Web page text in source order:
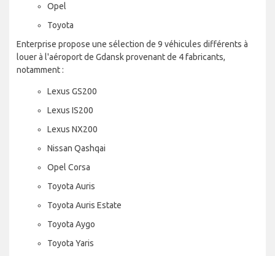
Opel
Toyota
Enterprise propose une sélection de 9 véhicules différents à
louer à l'aéroport de Gdansk provenant de 4 fabricants,
notamment :
Lexus GS200
Lexus IS200
Lexus NX200
Nissan Qashqai
Opel Corsa
Toyota Auris
Toyota Auris Estate
Toyota Aygo
Toyota Yaris